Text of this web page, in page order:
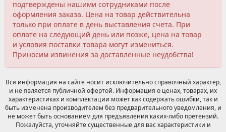
подтверждены нашими сотрудниками после
оформления заказа. Цена на товар действительна
только при оплате в день выставления счета. При
оплате на следующий день или позже, цена на товар
и условия поставки товара могут измениться.
Приносим извинения за доставленные неудобства!
Вся информация на сайте носит исключительно справочный характер,
и не является публичной офертой. Информация о ценах, товарах, их
характеристиках и комплектации может как содержать ошибки, так и
быть изменена производителем без предварительного уведомления, и
не может быть основанием для предъявления каких-либо претензий.
Пожалуйста, уточняйте существенные для вас характеристики и